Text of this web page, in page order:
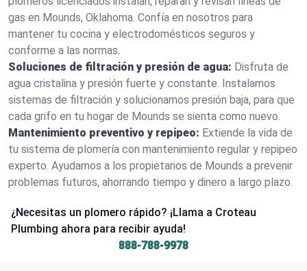
gas en Mounds, Oklahoma. Confía en nosotros para
mantener tu cocina y electrodomésticos seguros y
conforme a las normas.
Soluciones de filtración y presión de agua: Disfruta de
agua cristalina y presión fuerte y constante. Instalamos
sistemas de filtración y solucionamos presión baja, para que
cada grifo en tu hogar de Mounds se sienta como nuevo.
Mantenimiento preventivo y repipeo: Extiende la vida de
tu sistema de plomería con mantenimiento regular y repipeo
experto. Ayudamos a los propietarios de Mounds a prevenir
problemas futuros, ahorrando tiempo y dinero a largo plazo.
¿Necesitas un plomero rápido? ¡Llama a Croteau
Plumbing ahora para recibir ayuda!
888-788-9978